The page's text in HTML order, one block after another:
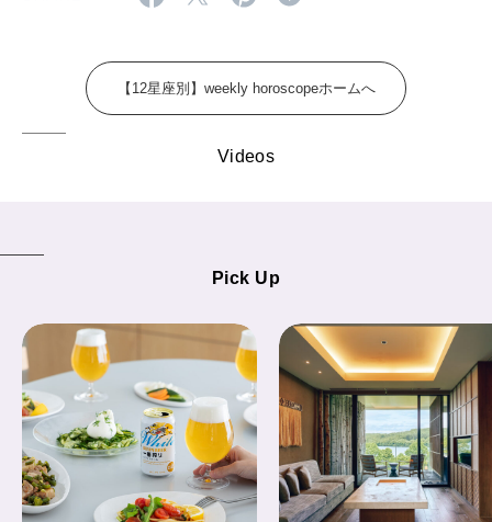
2025年12月号「お酒の新常識。」
【12星座別】weekly horoscopeホームへ
Videos
Pick Up